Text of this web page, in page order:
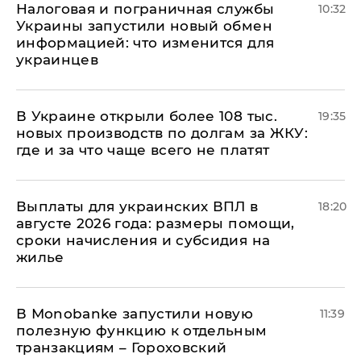
Налоговая и пограничная службы
Украины запустили новый обмен
информацией: что изменится для
украинцев
10:32
В Украине открыли более 108 тыс.
новых производств по долгам за ЖКУ:
где и за что чаще всего не платят
19:35
Выплаты для украинских ВПЛ в
августе 2026 года: размеры помощи,
сроки начисления и субсидия на
жилье
18:20
В Мonobankе запустили новую
полезную функцию к отдельным
транзакциям – Гороховский
11:39